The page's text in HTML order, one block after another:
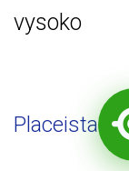
vysoko
Placeista